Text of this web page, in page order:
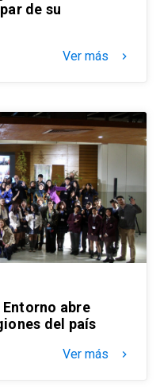
de su
Ver más keyboard_arrow_right
abre
del país
Ver más keyboard_arrow_right